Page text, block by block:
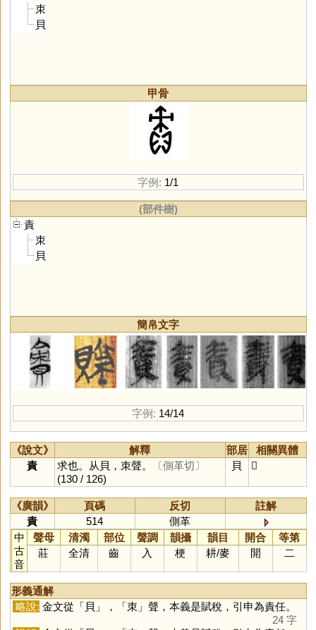
朿
貝
甲骨
字例: 1/1
(部件樹)
責
朿
貝
簡帛文字
字例: 14/14
《說文》 解釋 部居
相關異體
責
求也。从貝，朿聲。
〔側革切〕
(130 / 126)
貝 𧵩
《廣韻》 頁碼 反切
註解
責
514
側革
中
古
音
聲母 清濁 部位 聲調 韻攝 韻目 開合
等第
莊
全清 齒 入 梗 耕/麥 開 二
形義通解
略說: 金文從「 貝 」，「朿 」聲，本義是賦稅，引申為責任。
24 字